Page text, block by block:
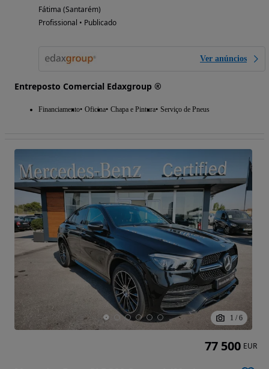
Fátima (Santarém)
Profissional • Publicado
Ver anúncios
Entreposto Comercial Edaxgroup ®
Financiamento Oficina Chapa e Pintura Serviço de Pneus
1 / 6
77 500 EUR